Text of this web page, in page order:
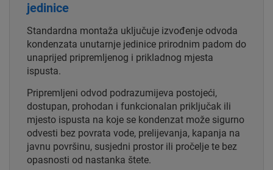
jedinice
Standardna montaža uključuje izvođenje odvoda
kondenzata unutarnje jedinice prirodnim padom do
unaprijed pripremljenog i prikladnog mjesta
ispusta.
Pripremljeni odvod podrazumijeva postojeći,
dostupan, prohodan i funkcionalan priključak ili
mjesto ispusta na koje se kondenzat može sigurno
odvesti bez povrata vode, prelijevanja, kapanja na
javnu površinu, susjedni prostor ili pročelje te bez
opasnosti od nastanka štete.